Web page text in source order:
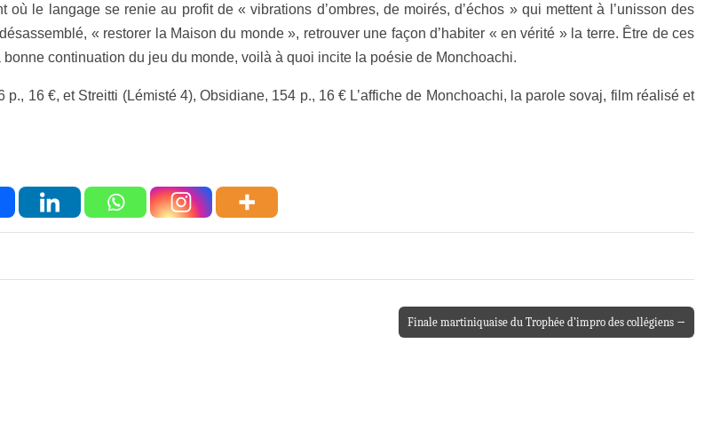
où le langage se renie au profit de « vibrations d’ombres, de moirés, d’échos » qui mettent à l’unisson des
« restorer la Maison du monde », retrouver une façon d’habiter « en vérité » la terre. Être de ces
continuation du jeu du monde, voilà à quoi incite la poésie de Monchoachi.
16 €, et Streitti (Lémisté 4), Obsidiane, 154 p., 16 € L’affiche de Monchoachi, la parole sovaj, film réalisé et
Finale martiniquaise du Trophée d’impro des collégiens →